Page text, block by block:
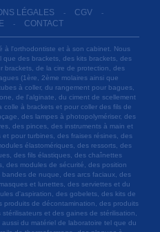
LÉGALES - CGV -
- CONTACT
à l'orthodontiste et à son cabinet. Nous
des brackets, des kits brackets, des
brackets, de la cire de protection, des
(1ère, 2ème molaires ainsi que
à coller, du rangement pour bagues,
de l'alginate, du ciment de scellement
à brackets et pour coller des fils de
des lampes à photopolymériser, des
des pinces, des instruments à main et
pour turbines, des fraises résines, des
élastomériques, des ressorts, des
des fils élastiques, des chaînettes
des modules de sécurité, des position
de nuque, des arcs faciaux, des
et lunettes, des serviettes et du
d'aspiration, des gobelets, des kits de
produits de décontamination, des produits
et des gaines de stérilisation,
du matériel de laboratoire tel que du